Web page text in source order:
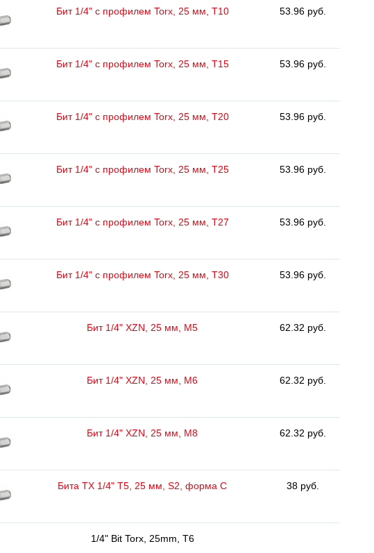
Бит 1/4" с профилем Torx, 25 мм, Т10 53.96 руб.
Бит 1/4" с профилем Torx, 25 мм, Т15 53.96 руб.
Бит 1/4" с профилем Torx, 25 мм, Т20 53.96 руб.
Бит 1/4" с профилем Torx, 25 мм, Т25 53.96 руб.
Бит 1/4" с профилем Torx, 25 мм, Т27 53.96 руб.
Бит 1/4" с профилем Torx, 25 мм, Т30 53.96 руб.
Бит 1/4" XZN, 25 мм, М5 62.32 руб.
Бит 1/4" XZN, 25 мм, М6 62.32 руб.
Бит 1/4" XZN, 25 мм, М8 62.32 руб.
Бита ТХ 1/4" Т5, 25 мм, S2, форма С 38 руб.
1/4" Bit Torx, 25mm, T6